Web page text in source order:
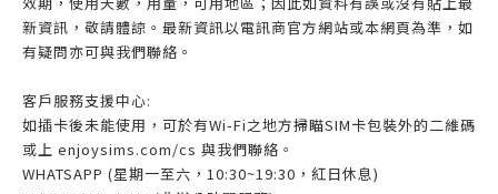
新資訊，敬請體諒。最新資訊以電訊商官方網站或本網頁為準，如
有疑問亦可與我們聯絡。
客戶服務支援中心:
如插卡後未能使用，可於有Wi-Fi之地方掃瞄SIM卡包裝外的二維碼
或上 enjoysims.com/cs 與我們聯絡。
WHATSAPP (星期一至六，10:30~19:30，紅日休息)